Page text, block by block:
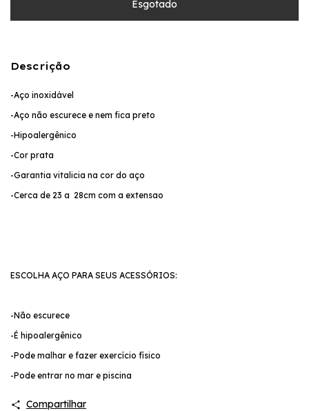
Descrição
-Aço inoxidável
-Aço não escurece e nem fica preto
-Hipoalergênico
-Cor prata
-Garantia vitalicia na cor do aço
-Cerca de 23 a 28cm com a extensao
ESCOLHA AÇO PARA SEUS ACESSÓRIOS:
-Não escurece
-É hipoalergênico
-Pode malhar e fazer exercício físico
-Pode entrar no mar e piscina
Compartilhar